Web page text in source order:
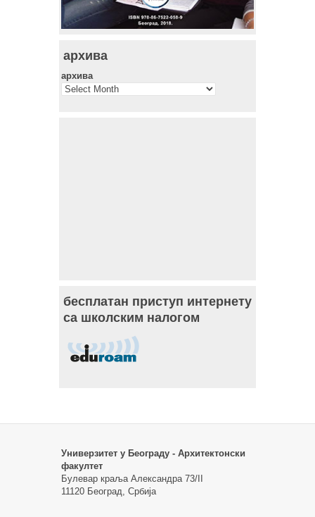
архива
архива
бесплатан приступ интернету
са школским налогом
Универзитет у Београду - Архитектонски
факултет
Булевар краља Александра 73/II
11120 Београд, Србија